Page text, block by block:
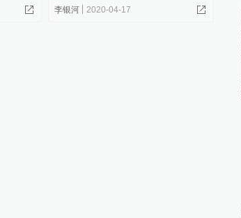
李银河 2020-04-17